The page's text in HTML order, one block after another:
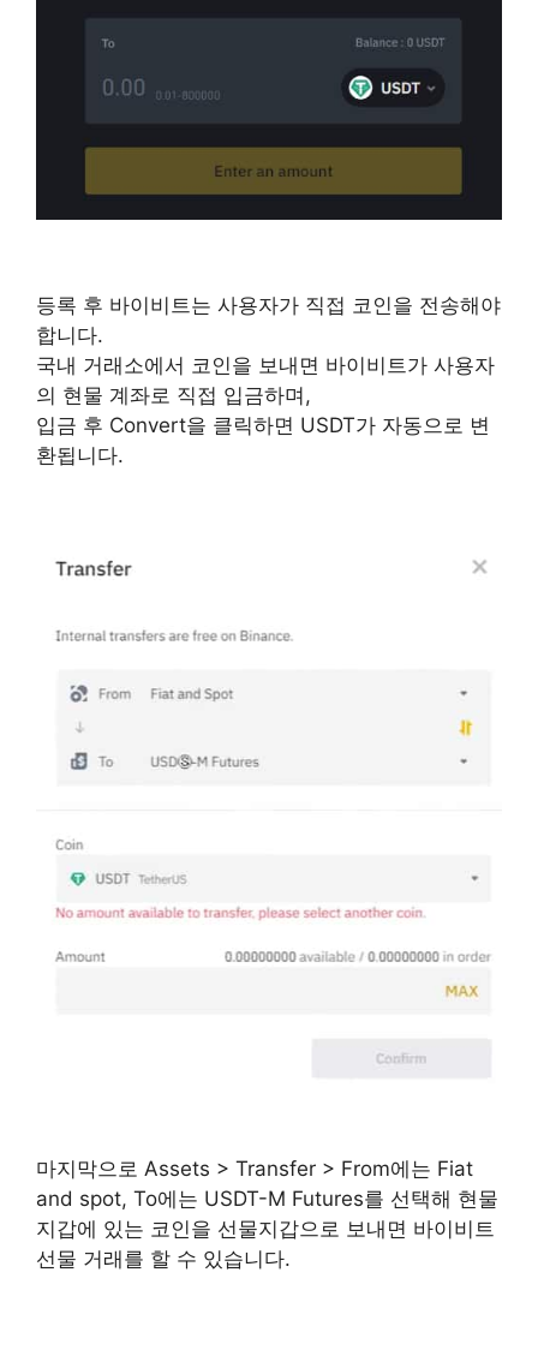
등록 후 바이비트는 사용자가 직접 코인을 전송해야
합니다.
국내 거래소에서 코인을 보내면 바이비트가 사용자
의 현물 계좌로 직접 입금하며,
입금 후 Convert을 클릭하면 USDT가 자동으로 변
환됩니다.
마지막으로 Assets > Transfer > From에는 Fiat
and spot, To에는 USDT-M Futures를 선택해 현물
지갑에 있는 코인을 선물지갑으로 보내면 바이비트
선물 거래를 할 수 있습니다.